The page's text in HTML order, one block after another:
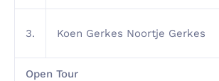
3. Koen Gerkes Noortje Gerkes
Open Tour